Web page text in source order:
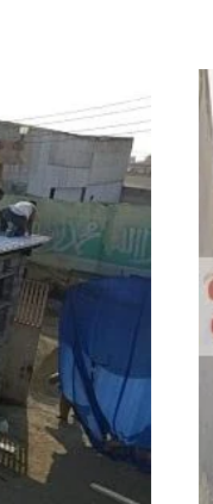
جدة